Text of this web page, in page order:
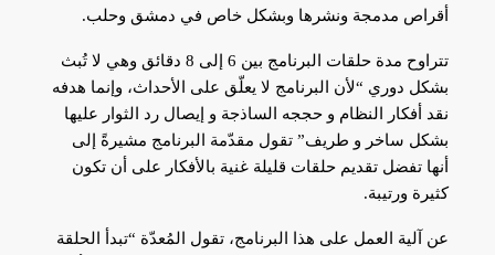
أقراص مدمجة ونشرها وبشكل خاص في دمشق وحلب.
تتراوح مدة حلقات البرنامج بين 6 إلى 8 دقائق وهي لا تُبث
بشكل دوري “لأن البرنامج لا يعلّق على الأحداث، وإنما هدفه
نقد أفكار النظام و حججه الساذجة و إيصال رد الثوار عليها
بشكل ساخر و طريف” تقول مقدّمة البرنامج مشيرةً إلى
أنها تفضل تقديم حلقات قليلة غنية بالأفكار على أن تكون
كثيرة ورتيبة.
عن آلية العمل على هذا البرنامج، تقول المُعدّة “تبدأ الحلقة